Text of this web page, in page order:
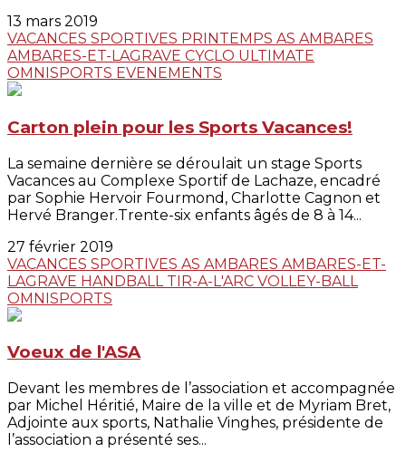
13 mars 2019
VACANCES SPORTIVES PRINTEMPS AS AMBARES
AMBARES-ET-LAGRAVE CYCLO ULTIMATE
OMNISPORTS EVENEMENTS
Carton plein pour les Sports Vacances!
La semaine dernière se déroulait un stage Sports
Vacances au Complexe Sportif de Lachaze, encadré
par Sophie Hervoir Fourmond, Charlotte Cagnon et
Hervé Branger.Trente-six enfants âgés de 8 à 14...
27 février 2019
VACANCES SPORTIVES AS AMBARES AMBARES-ET-
LAGRAVE HANDBALL TIR-A-L'ARC VOLLEY-BALL
OMNISPORTS
Voeux de l'ASA
Devant les membres de l’association et accompagnée
par Michel Héritié, Maire de la ville et de Myriam Bret,
Adjointe aux sports, Nathalie Vinghes, présidente de
l’association a présenté ses...